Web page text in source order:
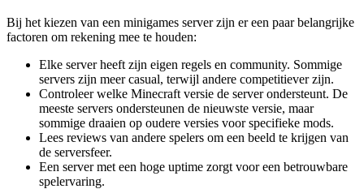
Bij het kiezen van een minigames server zijn er een paar belangrijke
factoren om rekening mee te houden:
Elke server heeft zijn eigen regels en community. Sommige
servers zijn meer casual, terwijl andere competitiever zijn.
Controleer welke Minecraft versie de server ondersteunt. De
meeste servers ondersteunen de nieuwste versie, maar
sommige draaien op oudere versies voor specifieke mods.
Lees reviews van andere spelers om een beeld te krijgen van
de serversfeer.
Een server met een hoge uptime zorgt voor een betrouwbare
spelervaring.